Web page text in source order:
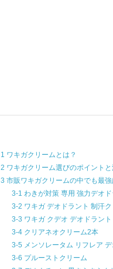
1 ワキガクリームとは？
2 ワキガクリーム選びのポイントと
3 市販ワキガクリームの中でも最
3-1 わきが対策 専用 強力デオ
3-2 ワキガ デオドラント 制汗
3-3 ワキガ クデオ デオドラン
3-4 クリアネオクリーム2本
3-5 メンソレータム リフレア
3-6 プルーストクリーム